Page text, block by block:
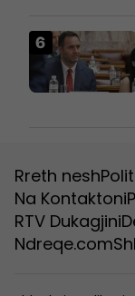
Rreth nesh
Na Kontaktoni
RTV Dukagjini
Ndreqe.com